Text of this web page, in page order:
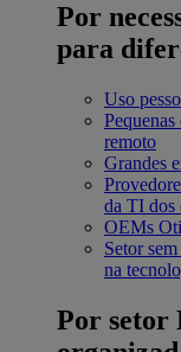
Por
para
Uso
Pequenas
remoto
Grandes
da TI dos
OEMs
Setor
na
Por setor